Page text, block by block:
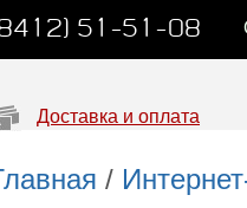
51-51-08
Доставка и оплата
/